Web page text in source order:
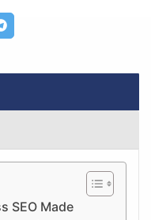
SEO Made